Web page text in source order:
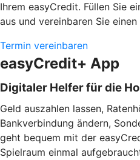
Ihrem easyCredit. Füllen Sie
aus und vereinbaren Sie einen
Termin vereinbaren
easyCredit+ App
Digitaler Helfer für die
Geld auszahlen lassen,
Bankverbindung ändern,
geht bequem mit der
Spielraum einmal